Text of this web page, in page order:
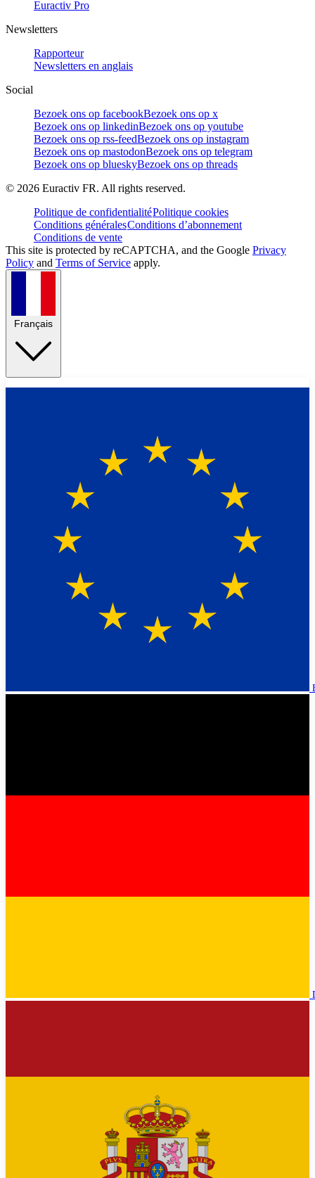
Euractiv Pro
Newsletters
Rapporteur
Newsletters en anglais
Social
Bezoek ons op facebookBezoek ons op x
Bezoek ons op linkedinBezoek ons op youtube
Bezoek ons op rss-feedBezoek ons op instagram
Bezoek ons op mastodonBezoek ons op telegram
Bezoek ons op blueskyBezoek ons op threads
© 2026 Euractiv FR. All rights reserved.
Politique de confidentialitéPolitique cookies
Conditions généralesConditions d’abonnement
Conditions de vente
This site is protected by reCAPTCHA, and the Google Privacy
Policy and Terms of Service apply.
Français